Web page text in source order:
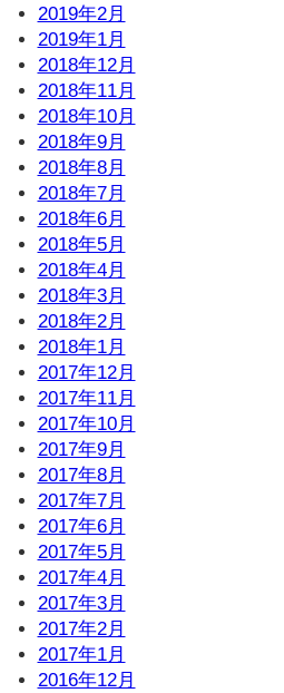
2019年2月
2019年1月
2018年12月
2018年11月
2018年10月
2018年9月
2018年8月
2018年7月
2018年6月
2018年5月
2018年4月
2018年3月
2018年2月
2018年1月
2017年12月
2017年11月
2017年10月
2017年9月
2017年8月
2017年7月
2017年6月
2017年5月
2017年4月
2017年3月
2017年2月
2017年1月
2016年12月